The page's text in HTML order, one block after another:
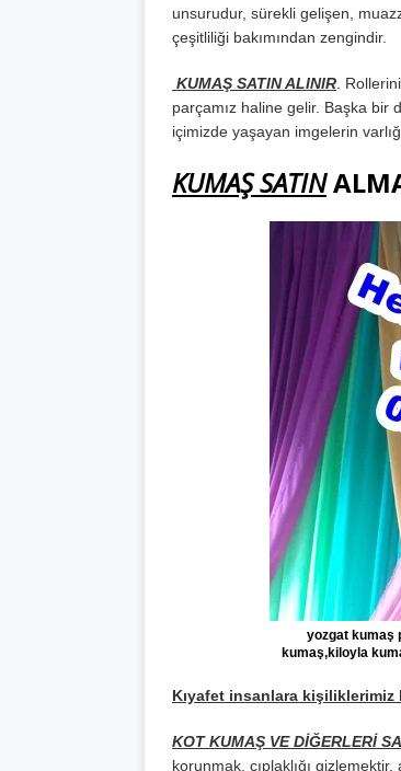
unsurudur, sürekli gelişen,
çeşitliliği bakımından zengindir.
KUMAŞ SATIN ALINIR .
parçamız haline gelir. Başka bir
içimizde yaşayan imgelerin
KUMAŞ SATIN
yozgat kumaş
kumaş,kiloyla
Kıyafet insanlara kişiliklerimiz
KOT KUMAŞ VE DİĞERLERİ
korunmak, çıplaklığı gizlemektir,